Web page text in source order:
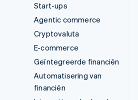
Start-ups
Agentic commerce
Cryptovaluta
E-commerce
Geïntegreerde financiën
Automatisering van
financiën